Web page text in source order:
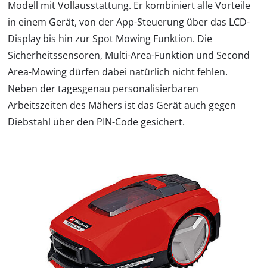
Modell mit Vollausstattung. Er kombiniert alle Vorteile
in einem Gerät, von der App-Steuerung über das LCD-
Display bis hin zur Spot Mowing Funktion. Die
Sicherheitssensoren, Multi-Area-Funktion und Second
Area-Mowing dürfen dabei natürlich nicht fehlen.
Neben der tagesgenau personalisierbaren
Arbeitszeiten des Mähers ist das Gerät auch gegen
Diebstahl über den PIN-Code gesichert.